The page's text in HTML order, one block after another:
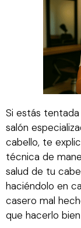
Si estás
salón
cabello, te
técnica de
salud de tu
haciéndolo en
casero mal
que hacerlo